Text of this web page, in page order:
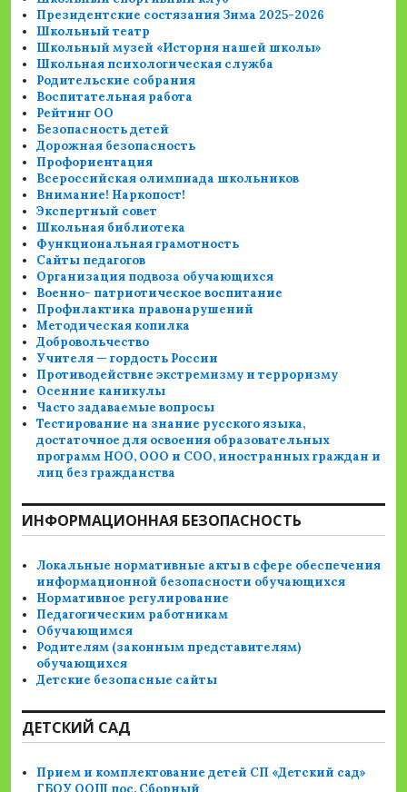
Президентские состязания Зима 2025-2026
Школьный театр
Школьный музей «История нашей школы»
Школьная психологическая служба
Родительские собрания
Воспитательная работа
Рейтинг ОО
Безопасность детей
Дорожная безопасность
Профориентация
Всероссийская олимпиада школьников
Внимание! Наркопост!
Экспертный совет
Школьная библиотека
Функциональная грамотность
Сайты педагогов
Организация подвоза обучающихся
Военно- патриотическое воспитание
Профилактика правонарушений
Методическая копилка
Добровольчество
Учителя — гордость России
Противодействие экстремизму и терроризму
Осенние каникулы
Часто задаваемые вопросы
Тестирование на знание русского языка,
достаточное для освоения образовательных
программ НОО, ООО и СОО, иностранных граждан и
лиц без гражданства
ИНФОРМАЦИОННАЯ БЕЗОПАСНОСТЬ
Локальные нормативные акты в сфере обеспечения
информационной безопасности обучающихся
Нормативное регулирование
Педагогическим работникам
Обучающимся
Родителям (законным представителям)
обучающихся
Детские безопасные сайты
ДЕТСКИЙ САД
Прием и комплектование детей СП «Детский сад»
ГБОУ ООШ пос. Сборный